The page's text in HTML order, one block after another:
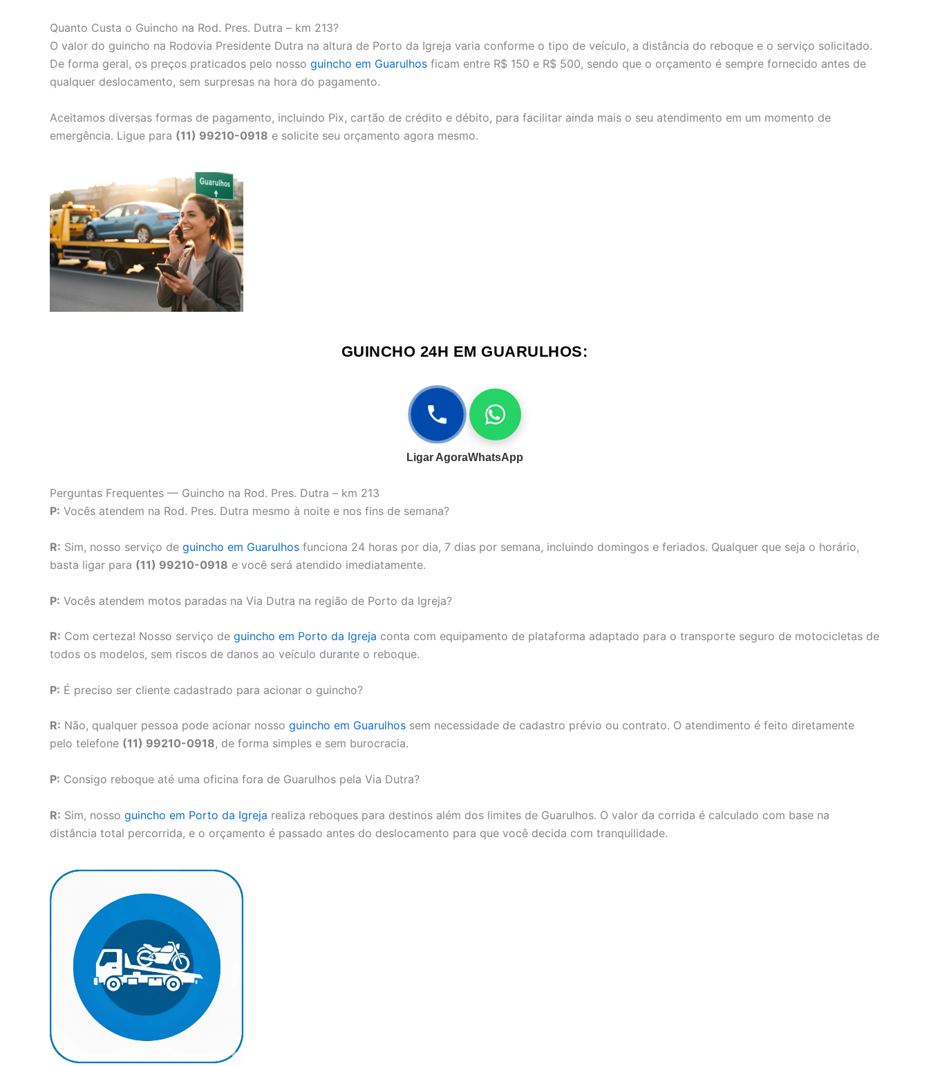
Quanto Custa o Guincho na Rod. Pres. Dutra – km 213?
O valor do guincho na Rodovia Presidente Dutra na altura de Porto da Igreja varia conforme o tipo de veículo, a distância do reboque e o serviço solicitado.
De forma geral, os preços praticados pelo nosso guincho em Guarulhos ficam entre R$ 150 e R$ 500, sendo que o orçamento é sempre fornecido antes de
qualquer deslocamento, sem surpresas na hora do pagamento.
Aceitamos diversas formas de pagamento, incluindo Pix, cartão de crédito e débito, para facilitar ainda mais o seu atendimento em um momento de
emergência. Ligue para (11) 99210-0918 e solicite seu orçamento agora mesmo.
GUINCHO 24H EM GUARULHOS:
Ligar AgoraWhatsApp
Perguntas Frequentes — Guincho na Rod. Pres. Dutra – km 213
P: Vocês atendem na Rod. Pres. Dutra mesmo à noite e nos fins de semana?
R: Sim, nosso serviço de guincho em Guarulhos funciona 24 horas por dia, 7 dias por semana, incluindo domingos e feriados. Qualquer que seja o horário,
basta ligar para (11) 99210-0918 e você será atendido imediatamente.
P: Vocês atendem motos paradas na Via Dutra na região de Porto da Igreja?
R: Com certeza! Nosso serviço de guincho em Porto da Igreja conta com equipamento de plataforma adaptado para o transporte seguro de motocicletas de
todos os modelos, sem riscos de danos ao veículo durante o reboque.
P: É preciso ser cliente cadastrado para acionar o guincho?
R: Não, qualquer pessoa pode acionar nosso guincho em Guarulhos sem necessidade de cadastro prévio ou contrato. O atendimento é feito diretamente
pelo telefone (11) 99210-0918, de forma simples e sem burocracia.
P: Consigo reboque até uma oficina fora de Guarulhos pela Via Dutra?
R: Sim, nosso guincho em Porto da Igreja realiza reboques para destinos além dos limites de Guarulhos. O valor da corrida é calculado com base na
distância total percorrida, e o orçamento é passado antes do deslocamento para que você decida com tranquilidade.